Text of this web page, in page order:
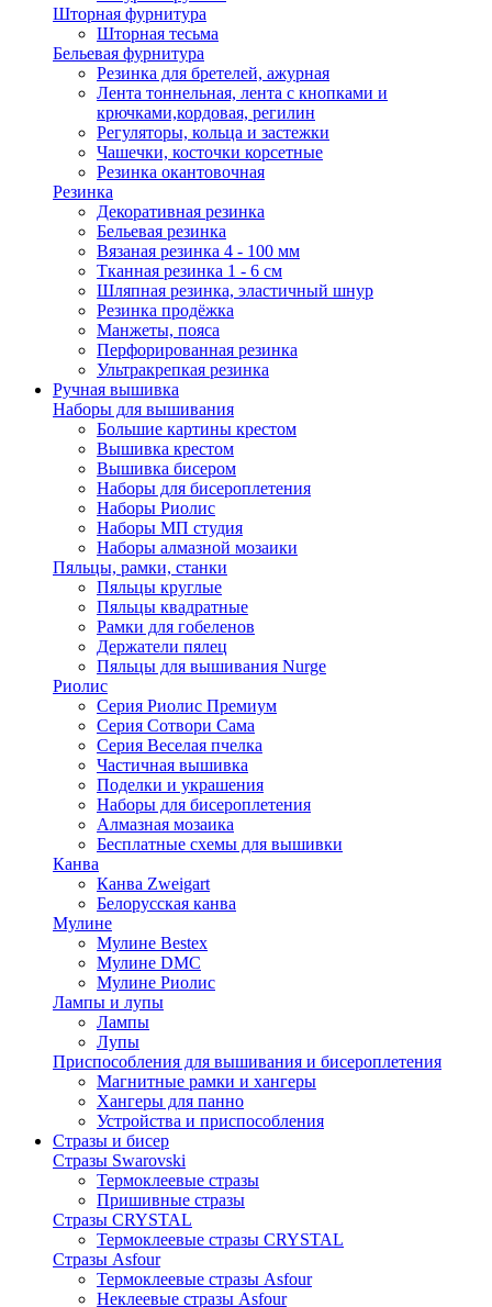
Шторная фурнитура
Шторная тесьма
Бельевая фурнитура
Резинка для бретелей, ажурная
Лента тоннельная, лента с кнопками и
крючками,кордовая, регилин
Регуляторы, кольца и застежки
Чашечки, косточки корсетные
Резинка окантовочная
Резинка
Декоративная резинка
Бельевая резинка
Вязаная резинка 4 - 100 мм
Тканная резинка 1 - 6 см
Шляпная резинка, эластичный шнур
Резинка продёжка
Манжеты, пояса
Перфорированная резинка
Ультракрепкая резинка
Ручная вышивка
Наборы для вышивания
Большие картины крестом
Вышивка крестом
Вышивка бисером
Наборы для бисероплетения
Наборы Риолис
Наборы МП студия
Наборы алмазной мозаики
Пяльцы, рамки, станки
Пяльцы круглые
Пяльцы квадратные
Рамки для гобеленов
Держатели пялец
Пяльцы для вышивания Nurge
Риолис
Серия Риолис Премиум
Серия Сотвори Сама
Серия Веселая пчелка
Частичная вышивка
Поделки и украшения
Наборы для бисероплетения
Алмазная мозаика
Бесплатные схемы для вышивки
Канва
Канва Zweigart
Белорусская канва
Мулине
Мулине Bestex
Мулине DMC
Мулине Риолис
Лампы и лупы
Лампы
Лупы
Приспособления для вышивания и бисероплетения
Магнитные рамки и хангеры
Хангеры для панно
Устройства и приспособления
Стразы и бисер
Стразы Swarovski
Термоклеевые стразы
Пришивные стразы
Стразы CRYSTAL
Термоклеевые стразы CRYSTAL
Стразы Asfour
Термоклеевые стразы Asfour
Неклеевые стразы Asfour